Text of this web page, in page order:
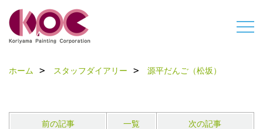
ホーム スタッフダイアリー 源平だんご（松坂）
前の記事 一覧 次の記事